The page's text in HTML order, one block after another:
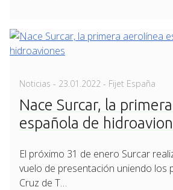
Noticias - Posted
23.01.2022 - Fijet España
Nace Surcar, la
española de
El próximo 31 de enero Surcar
vuelo de presentación uniendo los
Cruz de T…